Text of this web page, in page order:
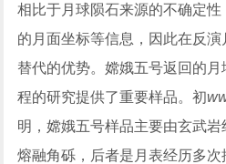
相比于月球陨石来源的不确定
的月面坐标等信息，因此在反
替代的优势。嫦娥五号返回的
程的研究提供了重要样品。初
明，嫦娥五号样品主要由玄武
熔融角砾，后者是月表经历多